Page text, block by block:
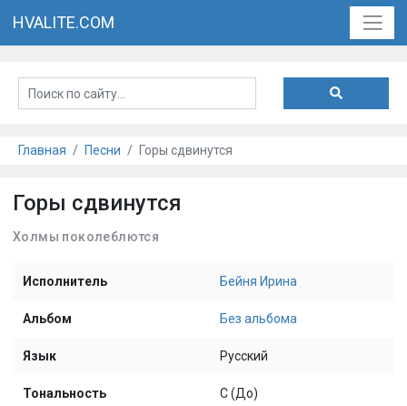
HVALITE.COM
Главная Песни Горы сдвинутся
Горы сдвинутся
Холмы поколеблются
Исполнитель Бейня Ирина
Альбом Без альбома
Язык Русский
Тональность C (До)